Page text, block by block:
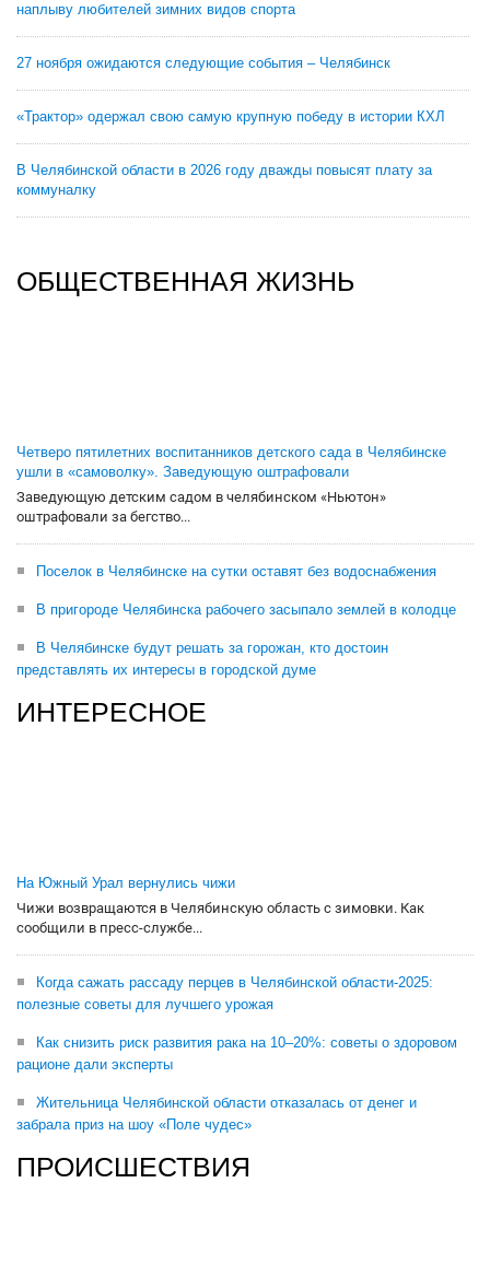
наплыву любителей зимних видов спорта
27 ноября ожидаются следующие события – Челябинск
«Трактор» одержал свою самую крупную победу в истории КХЛ
В Челябинской области в 2026 году дважды повысят плату за
коммуналку
ОБЩЕСТВЕННАЯ ЖИЗНЬ
Четверо пятилетних воспитанников детского сада в Челябинске
ушли в «самоволку». Заведующую оштрафовали
Заведующую детским садом в челябинском «Ньютон»
оштрафовали за бегство...
Поселок в Челябинске на сутки оставят без водоснабжения
В пригороде Челябинска рабочего засыпало землей в колодце
В Челябинске будут решать за горожан, кто достоин
представлять их интересы в городской думе
ИНТЕРЕСНОЕ
На Южный Урал вернулись чижи
Чижи возвращаются в Челябинскую область с зимовки. Как
сообщили в пресс-службе...
Когда сажать рассаду перцев в Челябинской области-2025:
полезные советы для лучшего урожая
Как снизить риск развития рака на 10–20%: советы о здоровом
рационе дали эксперты
Жительница Челябинской области отказалась от денег и
забрала приз на шоу «Поле чудес»
ПРОИСШЕСТВИЯ